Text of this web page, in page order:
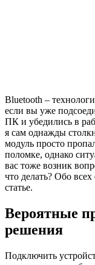
Bluetooth –
если вы уже
ПК и убедились в
я сам однажды
модуль просто
поломке, однако
вас тоже возник
что делать? Обо
статье.
Вероятные
решения
Подключить